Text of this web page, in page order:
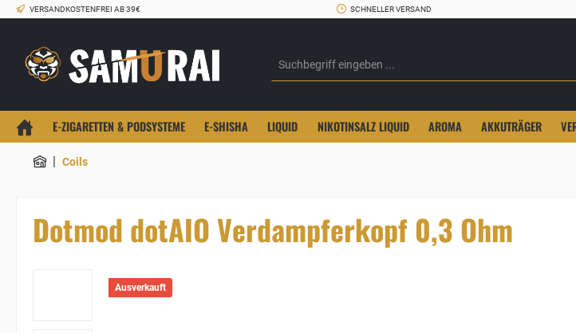
VERSANDKOSTENFREI AB 39€ SCHNELLER VERSAND
E-ZIGARETTEN & PODSYSTEME E-SHISHA LIQUID NIKOTINSALZ LIQUID AROMA AKKUTRÄGER
| Coils
Dotmod dotAIO Verdampferkopf 0,3 Ohm
Ausverkauft